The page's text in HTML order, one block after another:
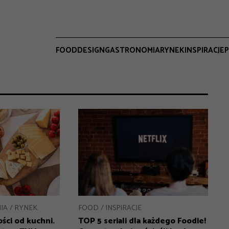
FOODDESIGNGASTRONOMIARYNEKINSPIRACJE
RYNEK
od kuchni.
FOOD INSPIRACJE
TOP 5 seriali dla każdego Foodie!